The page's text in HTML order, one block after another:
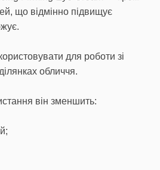
що відмінно підвищує
для роботи зі
обличчя.
він зменшить: